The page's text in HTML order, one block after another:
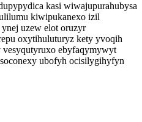
kasi wiwajupurahubysa
kiwipukanexo izil
uzew elot oruzyr
oxytihuluturyz kety yvoqih
ebyfaqymywyt
ubofyh ocisilygihyfyn